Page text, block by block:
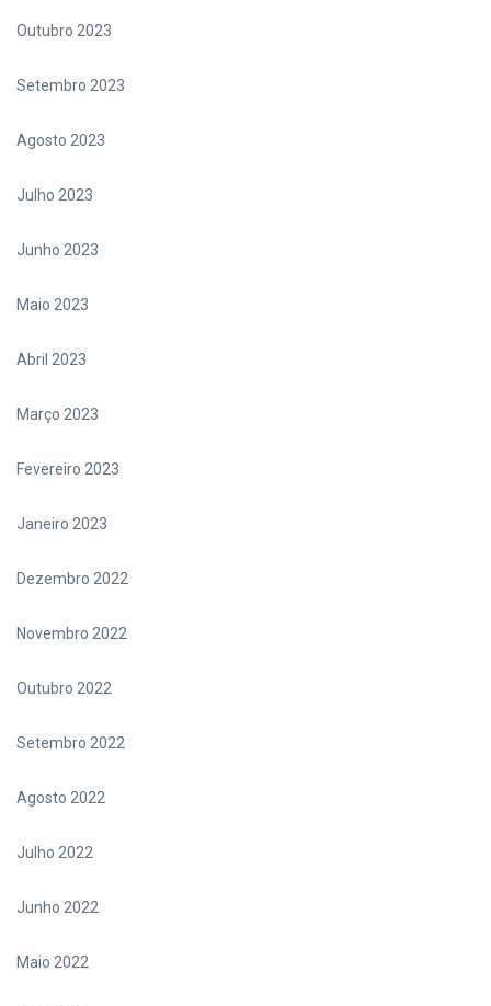
Outubro 2023
Setembro 2023
Agosto 2023
Julho 2023
Junho 2023
Maio 2023
Abril 2023
Março 2023
Fevereiro 2023
Janeiro 2023
Dezembro 2022
Novembro 2022
Outubro 2022
Setembro 2022
Agosto 2022
Julho 2022
Junho 2022
Maio 2022